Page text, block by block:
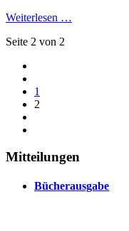
Weiterlesen …
Seite 2 von 2
1
2
Mitteilungen
Bücherausgabe